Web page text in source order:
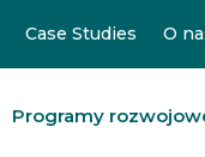
Case Studies O
Programy